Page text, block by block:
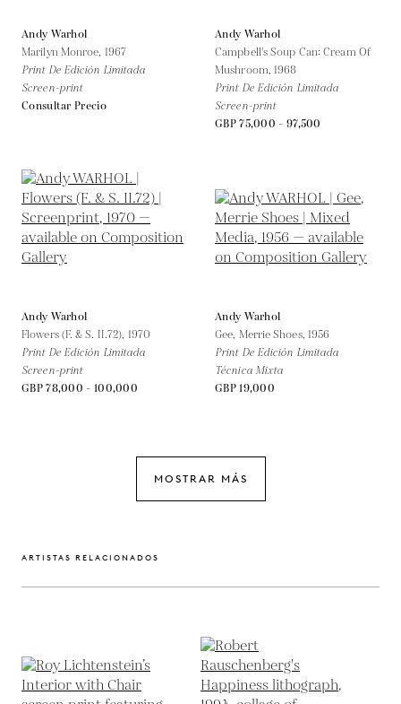
Andy Warhol
Marilyn Monroe, 1967
Print De Edición Limitada
Screen-print
Consultar Precio
Andy Warhol
Campbell's Soup Can: Cream Of
Mushroom, 1968
Print De Edición Limitada
Screen-print
GBP 75,000 - 97,500
Andy Warhol
Flowers (F. & S. II.72), 1970
Print De Edición Limitada
Screen-print
GBP 78,000 - 100,000
Andy Warhol
Gee, Merrie Shoes, 1956
Print De Edición Limitada
Técnica Mixta
GBP 19,000
MOSTRAR MÁS
ARTISTAS RELACIONADOS